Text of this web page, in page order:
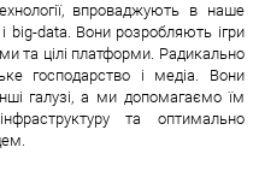
впроваджують в наше
big-data. Вони розробляють ігри
та цілі платформи. Радикально
господарство і медіа. Вони
галузі, а ми допомагаємо їм
та оптимально